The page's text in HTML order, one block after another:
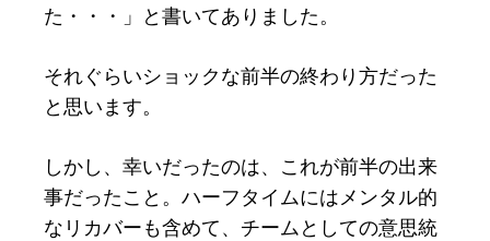
た・・・」と書いてありました。
それぐらいショックな前半の終わり方だった
と思います。
しかし、幸いだったのは、これが前半の出来
事だったこと。ハーフタイムにはメンタル的
なリカバーも含めて、チームとしての意思統